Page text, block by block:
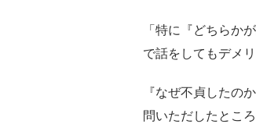
「特に『どちらか
で話をしてもデメ
『なぜ不貞したの
問いただしたとこ